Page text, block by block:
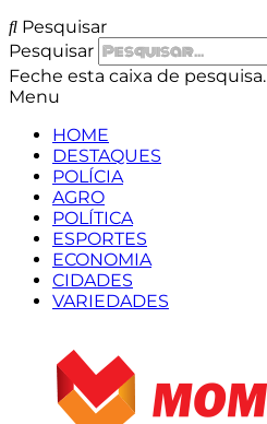
Pesquisar
Pesquisar
Feche esta caixa de pesquisa.
Menu
HOME
DESTAQUES
POLÍCIA
AGRO
POLÍTICA
ESPORTES
ECONOMIA
CIDADES
VARIEDADES